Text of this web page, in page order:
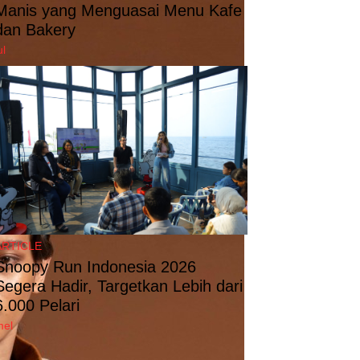
yang Menguasai Menu Kafe
Bakery
Run Indonesia 2026
Hadir, Targetkan Lebih dari
Pelari